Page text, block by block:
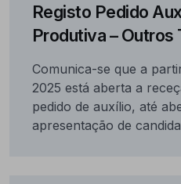
Registo Pedido
Produtiva – Outros
Comunica-se que a
2025 está aberta a
pedido de auxílio, até
apresentação de